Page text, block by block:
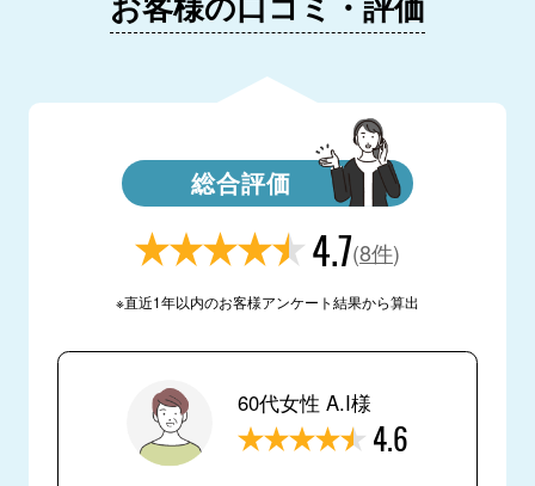
総合評価
4.7(8件)
※直近1年以内のお客様アンケート結果から算出
60代女性 A.I様
4.6